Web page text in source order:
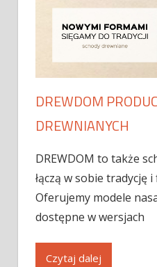
DREWDOM
DREWNIANYCH
DREWDOM to także
łączą w sobie tradycję
Oferujemy modele
dostępne w wersjach
Czytaj dalej